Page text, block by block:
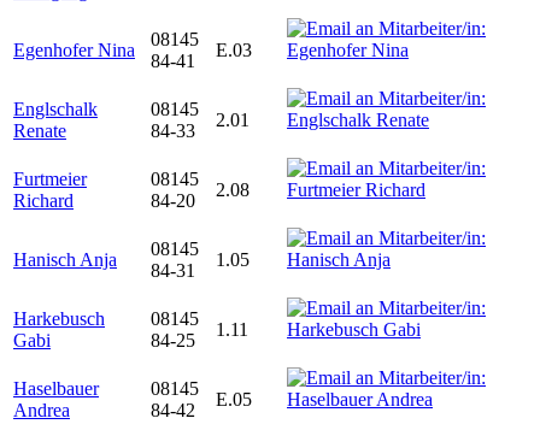
Egenhofer Nina
08145
84-41
E.03
Englschalk
Renate
08145
84-33
2.01
Furtmeier
Richard
08145
84-20
2.08
Hanisch Anja
08145
84-31
1.05
Harkebusch
Gabi
08145
84-25
1.11
Haselbauer
Andrea
08145
84-42
E.05